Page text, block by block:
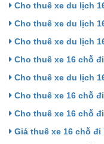
Cho thuê xe du lịch
Cho thuê xe du lịch
Cho thuê xe du lịch
Cho thuê xe 16 chỗ
Cho thuê xe du lịch
Cho thuê xe 16 chỗ
Cho thuê xe 16 chỗ
Giá thuê xe 16 chỗ